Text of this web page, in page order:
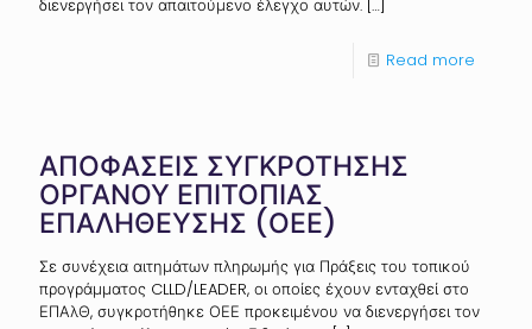
διενεργήσει τον απαιτούμενο έλεγχο αυτών. […]
Read more
ΑΠΟΦΑΣΕΙΣ ΣΥΓΚΡΟΤΗΣΗΣ
ΟΡΓΑΝΟΥ ΕΠΙΤΟΠΙΑΣ
ΕΠΑΛΗΘΕΥΣΗΣ (ΟΕΕ)
Σε συνέχεια αιτημάτων πληρωμής για Πράξεις του τοπικού
προγράμματος CLLD/LEADER, οι οποίες έχουν ενταχθεί στο
ΕΠΑλΘ, συγκροτήθηκε ΟΕΕ προκειμένου να διενεργήσει τον